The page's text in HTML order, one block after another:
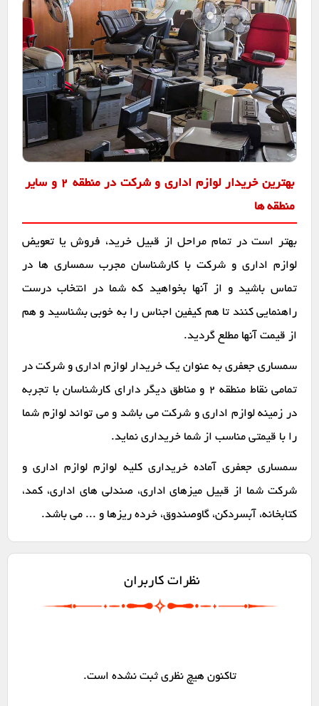
بهترین خریدار لوازم اداری و شرکت در منطقه 2 و سایر
منطقه ها
بهتر است در تمام مراحل از قبیل خرید، فروش یا تعویض
لوازم اداری و شرکت با کارشناسان مجرب سمساری ها در
تماس باشید و از آنها بخواهید که شما در انتخاب درست
راهنمایی کنند تا هم کیفین اجناس را به خوبی بشناسید و هم
از قیمت آنها مطلع گردید.
سمساری جعفری به عنوان یک خریدار لوازم اداری و شرکت در
تمامی نقاط منطقه 2 و مناطق دیگر دارای کارشناسان با تجربه
در زمینه لوازم اداری و شرکت می باشد و می تواند لوازم شما
را با قیمتی مناسب از شما خریداری نماید.
سمساری جعفری آماده خریداری کلیه لوازم لوازم اداری و
شرکت شما از قبیل میزهای اداری، صندلی های اداری، کمد،
کتابخانه، آبسردکن، گاوصندوق، خرده ریزها و ... می باشد.
نظرات کاربران
تاکنون هیچ نظری ثبت نشده است.